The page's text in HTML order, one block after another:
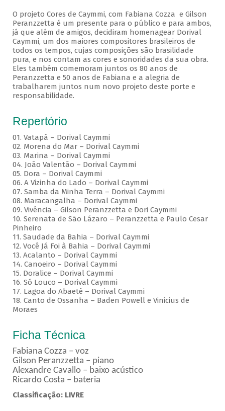
O projeto Cores de Caymmi, com Fabiana Cozza e Gilson
Peranzzetta é um presente para o público e para ambos,
já que além de amigos, decidiram homenagear Dorival
Caymmi, um dos maiores compositores brasileiros de
todos os tempos, cujas composições são brasilidade
pura, e nos contam as cores e sonoridades da sua obra.
Eles também comemoram juntos os 80 anos de
Peranzzetta e 50 anos de Fabiana e a alegria de
trabalharem juntos num novo projeto deste porte e
responsabilidade.
Repertório
01. Vatapá – Dorival Caymmi
02. Morena do Mar – Dorival Caymmi
03. Marina – Dorival Caymmi
04. João Valentão – Dorival Caymmi
05. Dora – Dorival Caymmi
06. A Vizinha do Lado – Dorival Caymmi
07. Samba da Minha Terra – Dorival Caymmi
08. Maracangalha – Dorival Caymmi
09. Vivência – Gilson Peranzzetta e Dori Caymmi
10. Serenata de São Lázaro – Peranzzetta e Paulo Cesar
Pinheiro
11. Saudade da Bahia – Dorival Caymmi
12. Você Já Foi à Bahia – Dorival Caymmi
13. Acalanto – Dorival Caymmi
14. Canoeiro – Dorival Caymmi
15. Doralice – Dorival Caymmi
16. Só Louco – Dorival Caymmi
17. Lagoa do Abaeté – Dorival Caymmi
18. Canto de Ossanha – Baden Powell e Vinicius de
Moraes
Ficha Técnica
Fabiana Cozza – voz
Gilson Peranzzetta – piano
Alexandre Cavallo – baixo acústico
Ricardo Costa – bateria
Classificação: LIVRE